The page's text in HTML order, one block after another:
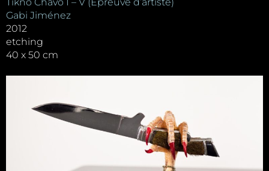
Tikno Chavo I – V (Épreuve d’artiste)
Gabi Jiménez
2012
etching
40 x 50 cm